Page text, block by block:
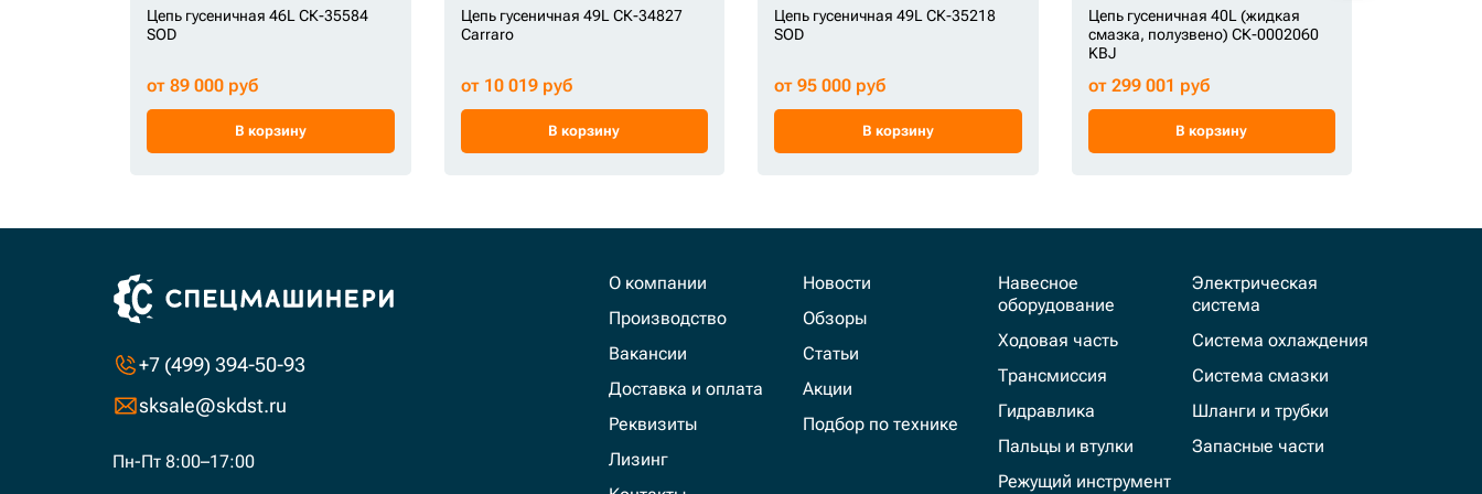
Цепь гусеничная 46L СК-35584
SOD
от 89 000 руб
В корзину
Цепь гусеничная 49L СК-34827
Carraro
от 10 019 руб
В корзину
Цепь гусеничная 49L СК-35218
SOD
от 95 000 руб
В корзину
Цепь гусеничная 40L (жидкая
смазка, полузвено) СК-0002060
KBJ
от 299 001 руб
В корзину
+7 (499) 394-50-93
sksale@skdst.ru
Пн-Пт 8:00–17:00
О компании
Производство
Вакансии
Доставка и оплата
Реквизиты
Лизинг
Новости
Обзоры
Статьи
Акции
Подбор по технике
Навесное
оборудование
Ходовая часть
Трансмиссия
Гидравлика
Пальцы и втулки
Режущий инструмент
Электрическая
система
Система охлаждения
Система смазки
Шланги и трубки
Запасные части